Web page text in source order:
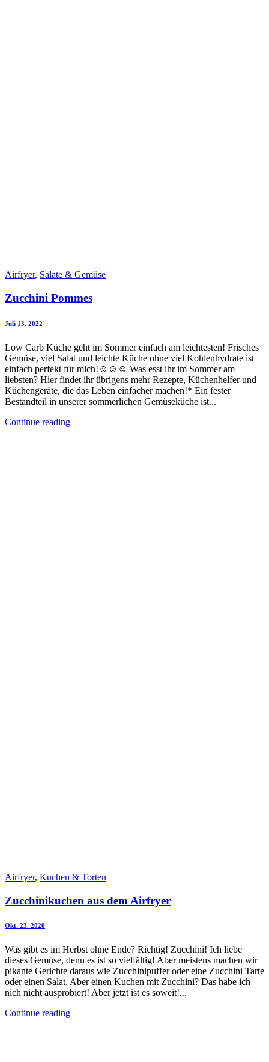
Airfryer, Salate & Gemüse
Zucchini Pommes
Juli 13. 2022
Low Carb Küche geht im Sommer einfach am leichtesten! Frisches
Gemüse, viel Salat und leichte Küche ohne viel Kohlenhydrate ist
einfach perfekt für mich!☺️☺️☺️ Was esst ihr im Sommer am
liebsten? Hier findet ihr übrigens mehr Rezepte, Küchenhelfer und
Küchengeräte, die das Leben einfacher machen!* Ein fester
Bestandteil in unserer sommerlichen Gemüseküche ist...
Continue reading
Airfryer, Kuchen & Torten
Zucchinikuchen aus dem Airfryer
Okt. 23. 2020
Was gibt es im Herbst ohne Ende? Richtig! Zucchini! Ich liebe
dieses Gemüse, denn es ist so vielfältig! Aber meistens machen wir
pikante Gerichte daraus wie Zucchinipuffer oder eine Zucchini Tarte
oder einen Salat. Aber einen Kuchen mit Zucchini? Das habe ich
nich nicht ausprobiert! Aber jetzt ist es soweit!...
Continue reading